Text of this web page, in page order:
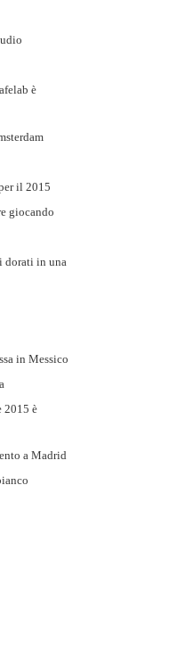
è
il 2015
giocando
dorati in una
in Messico
2015 è
a Madrid